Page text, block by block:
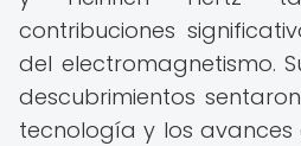
contribuciones
del electromagnetismo.
descubrimientos
tecnología y los